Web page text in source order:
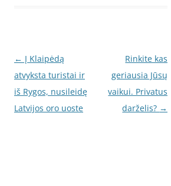
Įrašo
navigacija
← Į Klaipėdą
atvyksta turistai ir
iš Rygos, nusileidę
Latvijos oro uoste
Rinkite kas
geriausia Jūsų
vaikui. Privatus
darželis? →